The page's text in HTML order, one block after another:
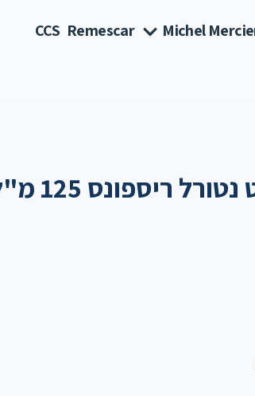
Michel
Remescar
CCS
ריספונס 125 מ"ל